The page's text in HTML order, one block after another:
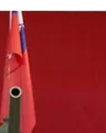
4 分鐘
實況說明 (民
溪李宅)李樹蘭
義雲筆記
》的實況說明 (五十二